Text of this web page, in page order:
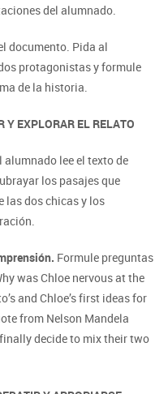
del alumnado.
documento. Pida al
protagonistas y formule
de la historia.
EXPLORAR EL RELATO
alumnado lee el texto de
los pasajes que
las dos chicas y los
Formule preguntas
was Chloe nervous at the
and Chloe’s first ideas for
from Nelson Mandela
decide to mix their two